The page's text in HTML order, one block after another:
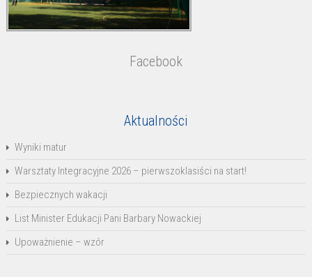
Facebook
Aktualności
Wyniki matur
Warsztaty Integracyjne 2026 – pierwszoklasiści na start!
Bezpiecznych wakacji
List Minister Edukacji Pani Barbary Nowackiej
Upoważnienie – wzór